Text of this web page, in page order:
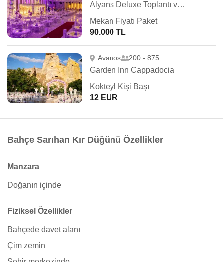
Alyans Deluxe Toplantı ve Balo Salonu
Mekan Fiyatı Paket
90.000 TL
Avanos 200 - 875
Garden Inn Cappadocia
Kokteyl Kişi Başı
12 EUR
Bahçe Sarıhan Kır Düğünü Özellikler
Manzara
Doğanın içinde
Fiziksel Özellikler
Bahçede davet alanı
Çim zemin